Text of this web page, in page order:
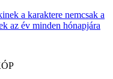
a karaktere nemcsak a
az év minden hónapjára